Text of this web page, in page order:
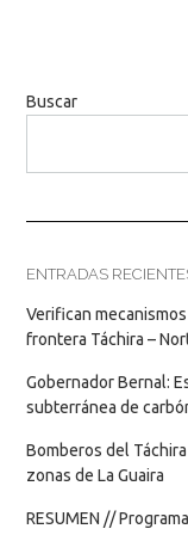
Buscar
ENTRADAS
Verifican
frontera Táchira –
Gobernador Bernal:
subterránea de
Bomberos del
zonas de La Guaira
RESUMEN //